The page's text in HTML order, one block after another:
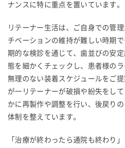
ナンスに特に重点を置いています。
リテーナー生活は、ご自身での管
チベーションの維持が難しい時期
期的な検診を通じて、歯並びの安
態を細かくチェックし、患者様の
無理のない装着スケジュールをご
が一リテーナーが破損や紛失をし
かに再製作や調整を行い、後戻り
体制を整えています。
「治療が終わったら通院も終わり